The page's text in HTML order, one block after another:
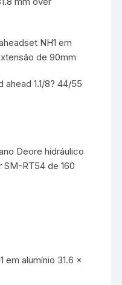
NH1 em
de 90mm
ahead 1.1/8? 44/55
Deore hidráulico
RT54 de 160
em alumínio 31.6 x